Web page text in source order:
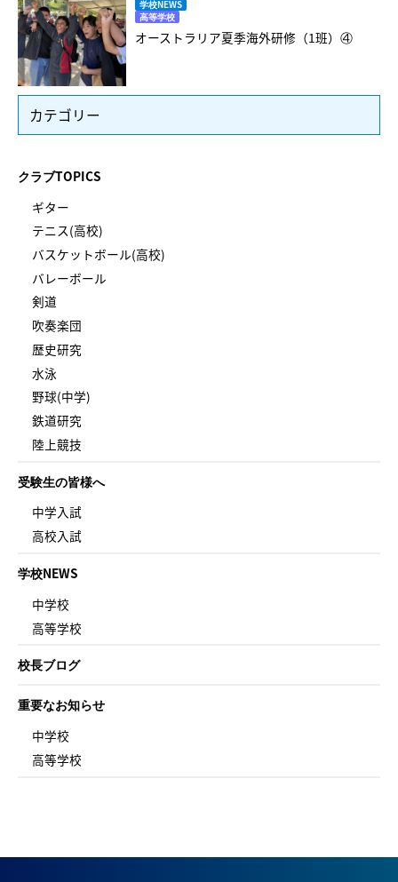
学校NEWS
高等学校
オーストラリア夏季海外研修（1班）④
カテゴリー
クラブTOPICS
ギター
テニス(高校)
バスケットボール(高校)
バレーボール
剣道
吹奏楽団
歴史研究
水泳
野球(中学)
鉄道研究
陸上競技
受験生の皆様へ
中学入試
高校入試
学校NEWS
中学校
高等学校
校長ブログ
重要なお知らせ
中学校
高等学校